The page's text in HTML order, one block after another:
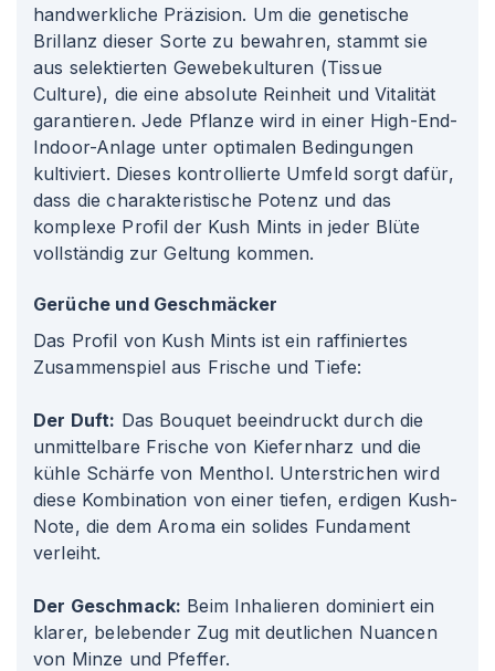
handwerkliche Präzision. Um die genetische
Brillanz dieser Sorte zu bewahren, stammt sie
aus selektierten Gewebekulturen (Tissue
Culture), die eine absolute Reinheit und Vitalität
garantieren. Jede Pflanze wird in einer High-End-
Indoor-Anlage unter optimalen Bedingungen
kultiviert. Dieses kontrollierte Umfeld sorgt dafür,
dass die charakteristische Potenz und das
komplexe Profil der Kush Mints in jeder Blüte
vollständig zur Geltung kommen.
Gerüche und Geschmäcker
Das Profil von Kush Mints ist ein raffiniertes
Zusammenspiel aus Frische und Tiefe:
Der Duft: Das Bouquet beeindruckt durch die
unmittelbare Frische von Kiefernharz und die
kühle Schärfe von Menthol. Unterstrichen wird
diese Kombination von einer tiefen, erdigen Kush-
Note, die dem Aroma ein solides Fundament
verleiht.
Der Geschmack: Beim Inhalieren dominiert ein
klarer, belebender Zug mit deutlichen Nuancen
von Minze und Pfeffer.